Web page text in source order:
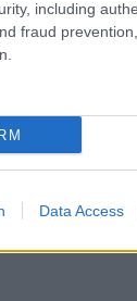
including
fraud
Data Access
ÉRKEZIK A
még a
a második